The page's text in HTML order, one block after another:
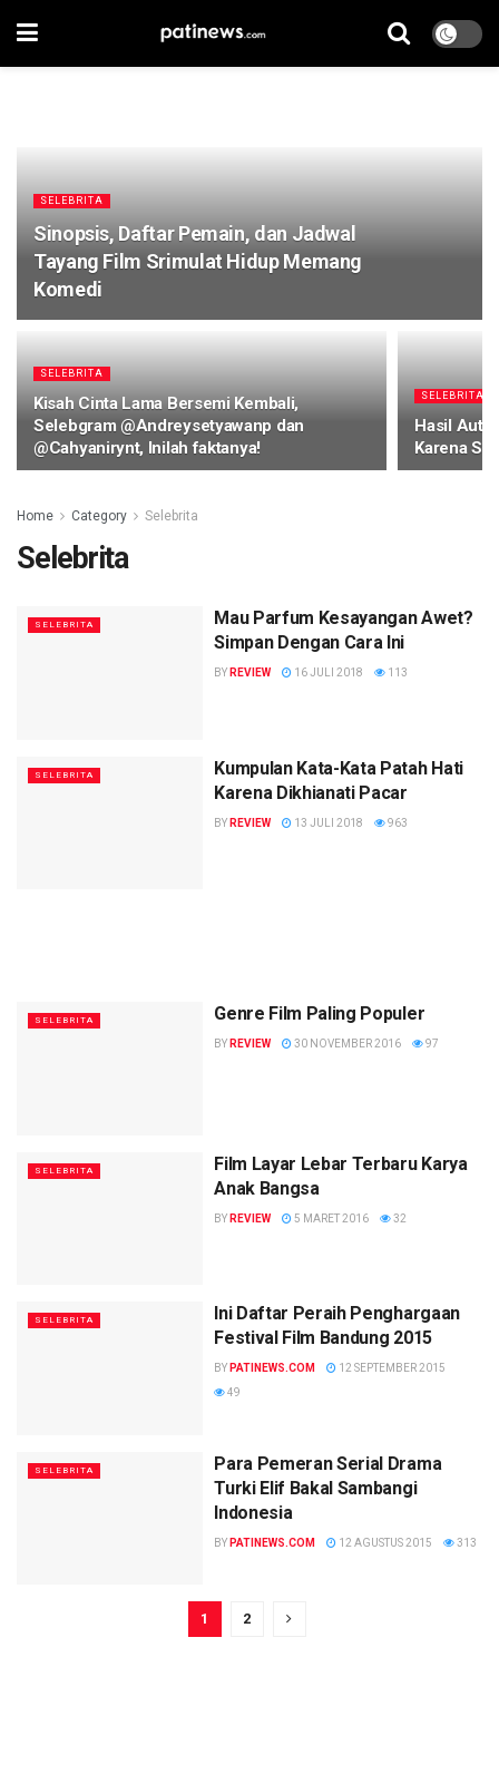
SELEBRITA
Sinopsis, Daftar Pemain, dan Jadwal
Tayang Film Srimulat Hidup Memang
Komedi
SELEBRITA
Kisah Cinta Lama Bersemi Kembali,
Selebgram @Andreysetyawanp dan
@Cahyanirynt, Inilah faktanya!
SELEBRITA
Hasil
Karena
Home Category Selebrita
Selebrita
SELEBRITA
Mau Parfum Kesayangan Awet?
Simpan Dengan Cara Ini
BY REVIEW 16 JULI 2018 113
SELEBRITA
Kumpulan Kata-Kata Patah Hati
Karena Dikhianati Pacar
BY REVIEW 13 JULI 2018 963
SELEBRITA Genre Film Paling Populer
BY REVIEW 30 NOVEMBER 2016 97
SELEBRITA
Film Layar Lebar Terbaru Karya
Anak Bangsa
BY REVIEW 5 MARET 2016 32
SELEBRITA
Ini Daftar Peraih Penghargaan
Festival Film Bandung 2015
BY PATINEWS.COM
12 SEPTEMBER 2015
49
SELEBRITA
Para Pemeran Serial Drama
Turki Elif Bakal Sambangi
Indonesia
BY PATINEWS.COM 12 AGUSTUS 2015 313
1 2